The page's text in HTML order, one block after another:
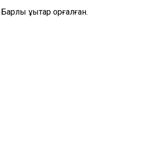
құқықтар қорғалған.